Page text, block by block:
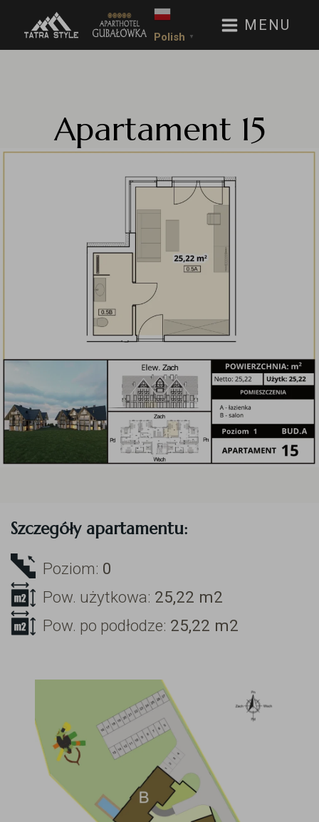
Polish ▼
MENU
Apartament 15
Szczegóły apartamentu:
Poziom: 0
Pow. użytkowa: 25,22 m2
Pow. po podłodze: 25,22 m2